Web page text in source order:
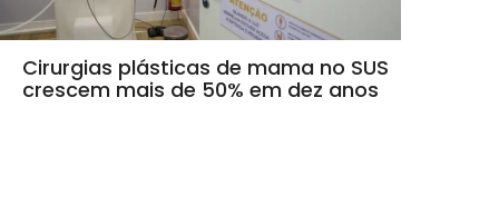
Cirurgias plásticas de mama no SUS
crescem mais de 50% em dez anos